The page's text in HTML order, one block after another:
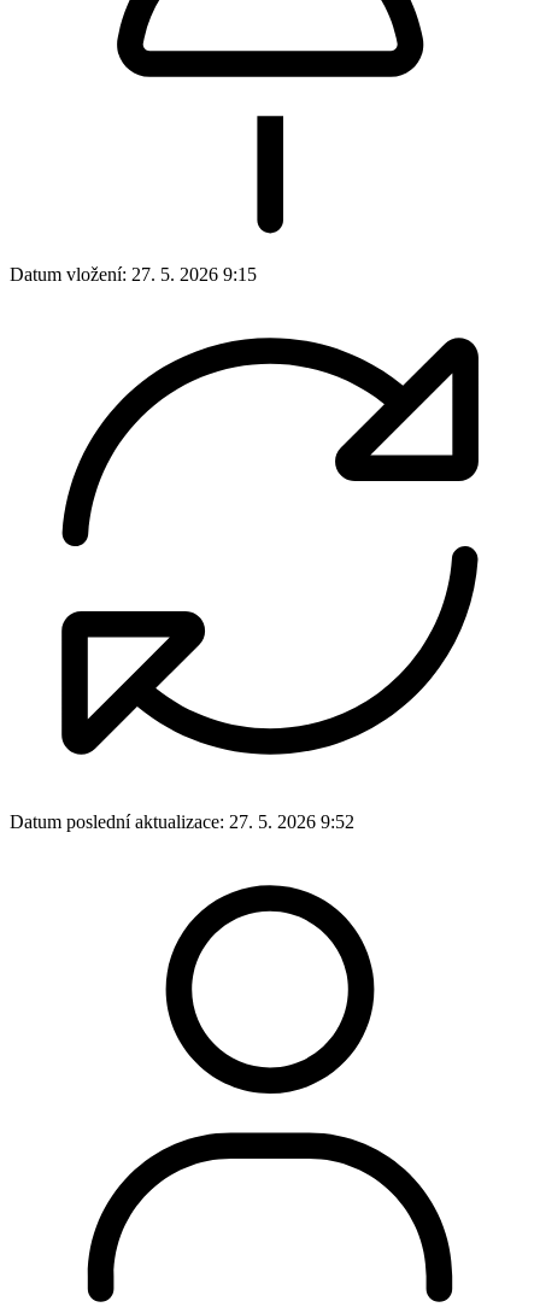
Datum vložení: 27. 5. 2026 9:15
Datum poslední aktualizace: 27. 5. 2026 9:52